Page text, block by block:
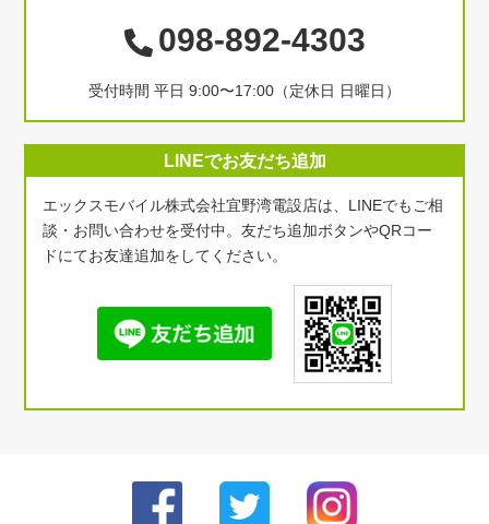
098-892-4303
受付時間 平日 9:00〜17:00（定休日 日曜日）
LINEでお友だち追加
エックスモバイル株式会社宜野湾電設店は、LINEでもご相
談・お問い合わせを受付中。友だち追加ボタンやQRコー
ドにてお友達追加をしてください。